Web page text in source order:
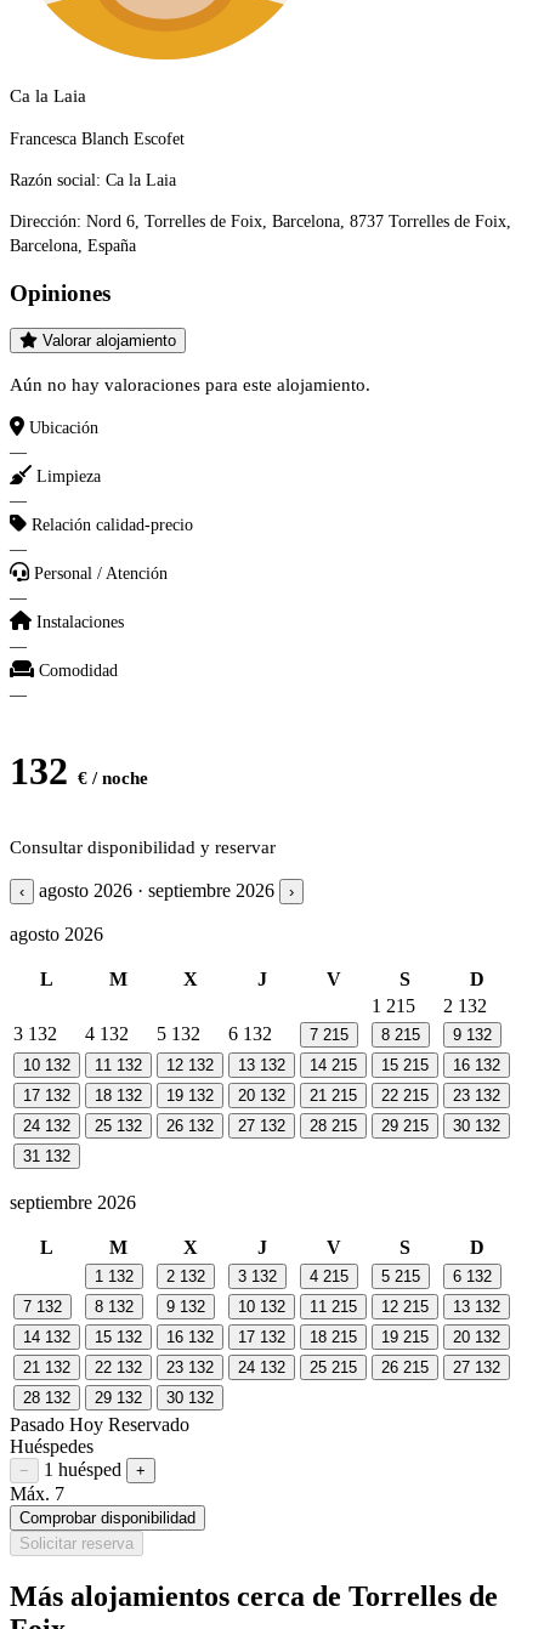
Ca la Laia
Francesca Blanch Escofet
Razón social: Ca la Laia
Dirección: Nord 6, Torrelles de Foix, Barcelona, 8737 Torrelles de Foix,
Barcelona, España
Opiniones
Valorar alojamiento
Aún no hay valoraciones para este alojamiento.
Ubicación
—
Limpieza
—
Relación calidad-precio
—
Personal / Atención
—
Instalaciones
—
Comodidad
—
132 € / noche
Consultar disponibilidad y reservar
‹ agosto 2026 · septiembre 2026 ›
agosto 2026
L M X J V S
D
1 215 2 132
3 132 4 132 5 132 6 132 7 215 8 215 9 132
10 132 11 132 12 132 13 132 14 215 15 215 16 132
17 132 18 132 19 132 20 132 21 215 22 215 23 132
24 132 25 132 26 132 27 132 28 215 29 215 30 132
31 132
septiembre 2026
L M X J V S D
1 132 2 132 3 132 4 215 5 215 6 132
7 132 8 132 9 132 10 132 11 215 12 215 13 132
14 132 15 132 16 132 17 132 18 215 19 215 20 132
21 132 22 132 23 132 24 132 25 215 26 215 27 132
28 132 29 132 30 132
Pasado Hoy Reservado
Huéspedes
Restar huésped
− 1 huésped Sumar huésped
+
Máx. 7
Comprobar disponibilidad
Solicitar reserva
Más alojamientos cerca de Torrelles de